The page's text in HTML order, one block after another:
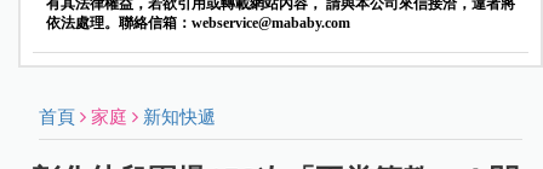
有其法律權益，若欲引用或轉載網站內容， 請與本公司來信接洽，違者將
依法處理。聯絡信箱： webservice@mababy.com
首頁 家庭 新知快遞